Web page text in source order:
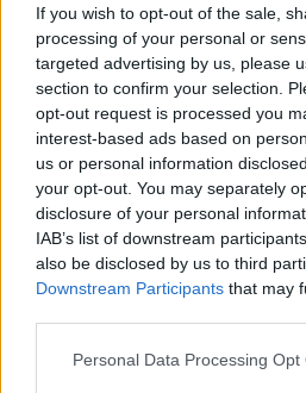
If you wish to opt-out of the sale,
processing of your personal or
targeted advertising by us, please
section to confirm your selection.
opt-out request is processed you
interest-based ads based on
us or personal information
your opt-out. You may separately
disclosure of your personal
IAB’s list of downstream
also be disclosed by us to third
Downstream Participants that may
Please note that this website/app
Personal Data Processing Opt
HELLENiQ ENERGY: Κέρδη 393
Στα 734 εκατ. ευρώ τα EBITDA